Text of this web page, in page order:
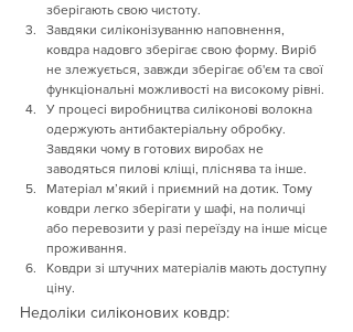
зберігають свою чистоту.
Завдяки силіконізуванню наповнення,
ковдра надовго зберігає свою форму. Виріб
не злежується, завжди зберігає об'єм та свої
функціональні можливості на високому рівні.
У процесі виробництва силіконові волокна
одержують антибактеріальну обробку.
Завдяки чому в готових виробах не
заводяться пилові кліщі, пліснява та інше.
Матеріал м’який і приємний на дотик. Тому
ковдри легко зберігати у шафі, на поличці
або перевозити у разі переїзду на інше місце
проживання.
Ковдри зі штучних матеріалів мають доступну
ціну.
Недоліки силіконових ковдр: